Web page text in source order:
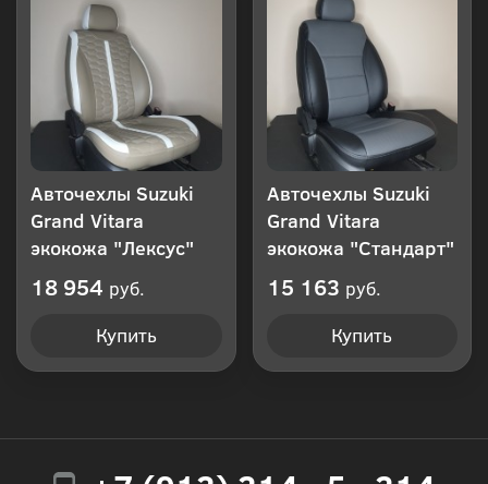
Авточехлы Suzuki
Grand Vitara
экокожа "Лексус"
18 954 руб.
Купить
Авточехлы Suzuki
Grand Vitara
экокожа "Стандарт"
15 163 руб.
Купить